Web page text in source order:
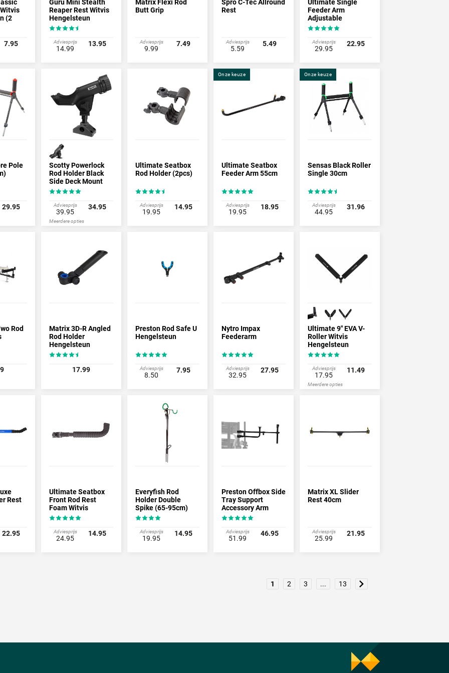
(2
7.95
Guru Mini Stealth
Reaper Rest Witvis
Hengelsteun
Adviesprijs
14.99
13.95
Matrix Flexi Rod
Butt Grip
Adviesprijs
9.99
7.49
Spro C-Tec Allround
Rest
Adviesprijs
5.59
5.49
Ultimate Single
Feeder Arm
Adjustable
Adviesprijs
29.95
22.95
Pole
29.95
Scotty Powerlock
Rod Holder Black
Side Deck Mount
Adviesprijs
39.95
34.95
Meerdere opties
Ultimate Seatbox
Rod Holder (2pcs)
Adviesprijs
19.95
14.95
Onze keuze
Ultimate Seatbox
Feeder Arm 55cm
Adviesprijs
19.95
18.95
Onze keuze
Sensas Black Roller
Single 30cm
Adviesprijs
44.95
31.96
Rod
Matrix 3D-R Angled
Rod Holder
Hengelsteun
17.99
Preston Rod Safe U
Hengelsteun
Adviesprijs
8.50
7.95
Nytro Impax
Feederarm
Adviesprijs
32.95
27.95
Ultimate 9" EVA V-
Roller Witvis
Hengelsteun
Adviesprijs
17.95
11.49
Meerdere opties
Rest
22.95
Ultimate Seatbox
Front Rod Rest
Foam Witvis
Hengelsteun
Adviesprijs
24.95
14.95
Everyfish Rod
Holder Double
Spike (65-95cm)
Adviesprijs
19.95
14.95
Preston Offbox Side
Tray Support
Accessory Arm
Adviesprijs
51.99
46.95
Matrix XL Slider
Rest 40cm
Adviesprijs
25.99
21.95
1 2 3 ... 13